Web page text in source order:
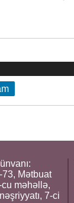
73, Mətbuat
məhəllə,
7-ci